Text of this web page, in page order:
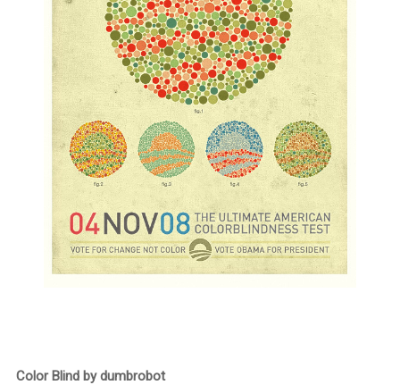
Color Blind by dumbrobot